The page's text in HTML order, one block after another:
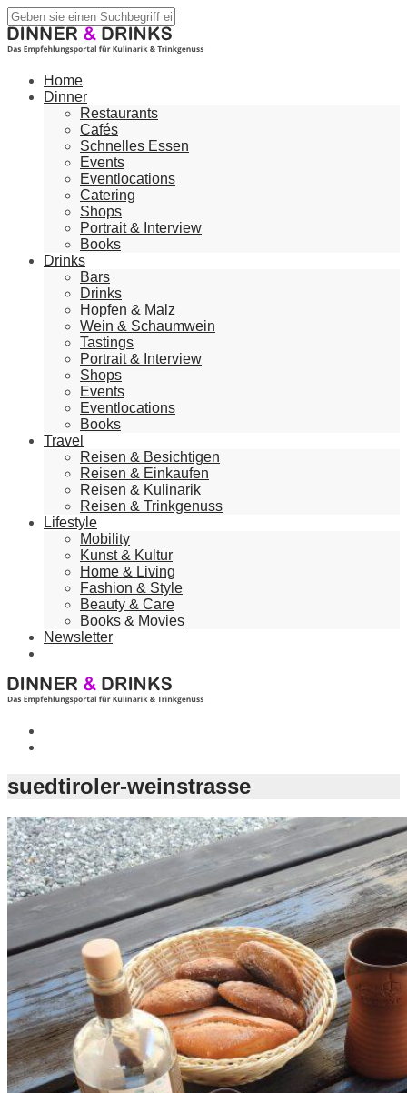
Home
Dinner
Restaurants
Cafés
Schnelles Essen
Events
Eventlocations
Catering
Shops
Portrait & Interview
Books
Drinks
Bars
Drinks
Hopfen & Malz
Wein & Schaumwein
Tastings
Portrait & Interview
Shops
Events
Eventlocations
Books
Travel
Reisen & Besichtigen
Reisen & Einkaufen
Reisen & Kulinarik
Reisen & Trinkgenuss
Lifestyle
Mobility
Kunst & Kultur
Home & Living
Fashion & Style
Beauty & Care
Books & Movies
Newsletter
suedtiroler-weinstrasse